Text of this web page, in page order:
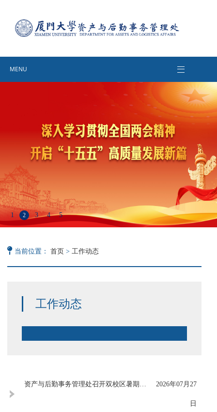
MENU
1 2 3 4 5
当前位置： 首页 > 工作动态
工作动态
资产与后勤事务管理处召开双校区暑期修缮工程专题推进会 2026年07月27
日